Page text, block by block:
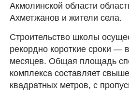
Акмолинской области
Ахметжанов и жители села.
Строительство школы
рекордно короткие сроки —
месяцев. Общая площадь
комплекса составляет
квадратных метров, с